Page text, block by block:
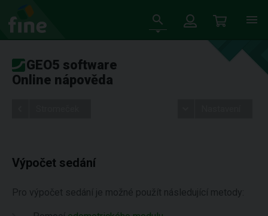
GEO5 software
Online nápověda
Výpočet sedání
Pro výpočet sedání je možné použít následující metody: